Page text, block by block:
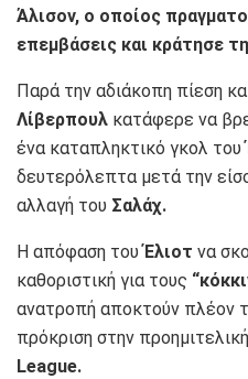
Άλισον, ο οποίος
επεμβάσεις και κράτησε
Παρά την αδιάκοπη πίεση
Λίβερπουλ κατάφερε να
ένα καταπληκτικό γκολ του
δευτερόλεπτα μετά την
αλλαγή του Σαλάχ.
Η απόφαση τουΈλιοτ να
καθοριστική για τους
ανατροπή αποκτούν πλέον
πρόκριση στην
League.